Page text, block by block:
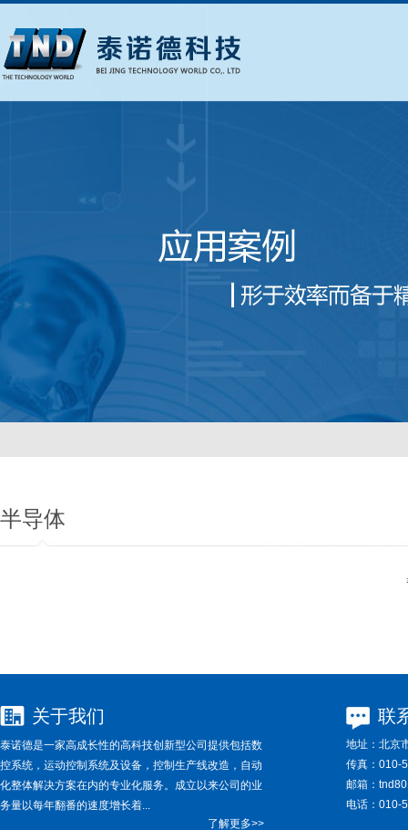
半导体
关于我们
泰诺德是一家高成长性的高科技创新型公司提供包括数
控系统，运动控制系统及设备，控制生产线改造，自动
化整体解决方案在内的专业化服务。成立以来公司的业
务量以每年翻番的速度增长着...
了解更多>>
联
地址： 北京
传真： 010-
邮箱：
电话： 010-